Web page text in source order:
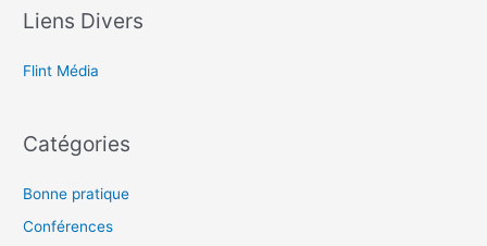
Liens Divers
Flint Média
Catégories
Bonne pratique
Conférences